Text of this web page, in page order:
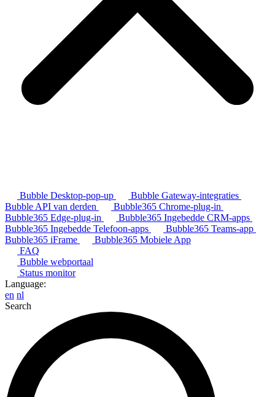
Bubble Desktop-pop-up
Bubble Gateway-integraties
Bubble API van derden
Bubble365 Chrome-plug-in
Bubble365 Edge-plug-in
Bubble365 Ingebedde CRM-apps
Bubble365 Ingebedde Telefoon-apps
Bubble365 Teams-app
Bubble365 iFrame
Bubble365 Mobiele App
FAQ
Bubble webportaal
Status monitor
Language:
en nl
Search